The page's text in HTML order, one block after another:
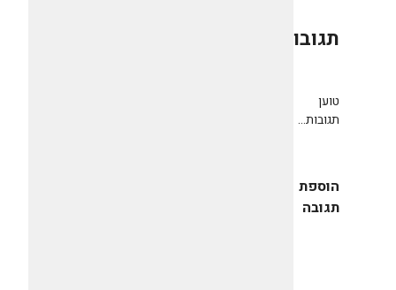
תגובות
טוען
תגובות...
הוספת
תגובה